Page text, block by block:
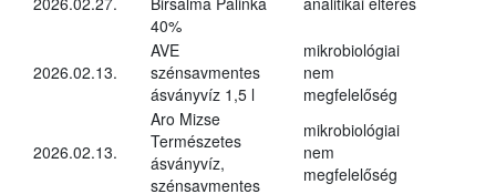
40%
2026.02.13.
AVE
szénsavmentes
ásványvíz 1,5 l
mikrobiológiai
nem
megfelelőség
2026.02.13.
Aro Mizse
Természetes
ásványvíz,
szénsavmentes
mikrobiológiai
nem
megfelelőség